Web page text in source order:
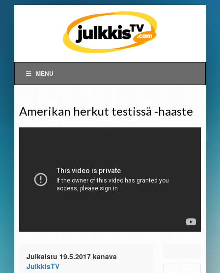
MENU
Amerikan herkut testissä -haaste
Julkaistu 19.5.2017 kanava
JulkkisTV